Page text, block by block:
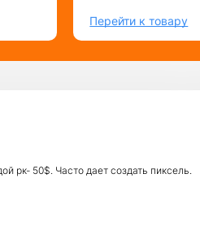
Перейти к товару
рк- 50$. Часто дает создать пиксель.